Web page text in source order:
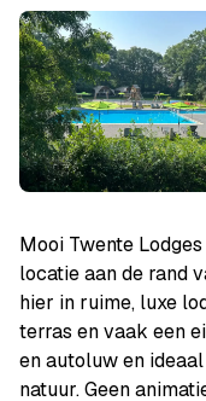
Mooi Twente
locatie aan de rand
hier in ruime, luxe
terras en vaak een
en autoluw en
natuur. Geen